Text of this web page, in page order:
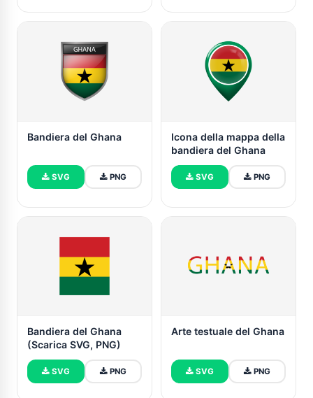
Bandiera del Ghana
SVG PNG
Icona della mappa della
bandiera del Ghana
SVG PNG
Bandiera del Ghana
(Scarica SVG, PNG)
SVG PNG
Arte testuale del Ghana
SVG PNG